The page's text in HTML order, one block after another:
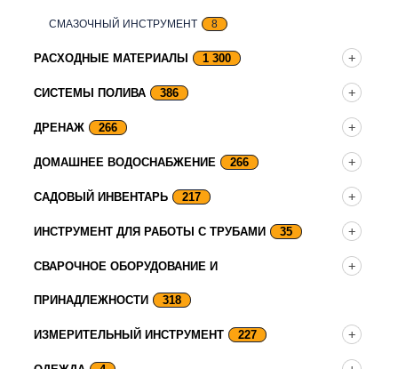
СМАЗОЧНЫЙ ИНСТРУМЕНТ 8
РАСХОДНЫЕ МАТЕРИАЛЫ 1 300
СИСТЕМЫ ПОЛИВА 386
ДРЕНАЖ 266
ДОМАШНЕЕ ВОДОСНАБЖЕНИЕ 266
САДОВЫЙ ИНВЕНТАРЬ 217
ИНСТРУМЕНТ ДЛЯ РАБОТЫ С ТРУБАМИ 35
СВАРОЧНОЕ ОБОРУДОВАНИЕ И
ПРИНАДЛЕЖНОСТИ 318
ИЗМЕРИТЕЛЬНЫЙ ИНСТРУМЕНТ 227